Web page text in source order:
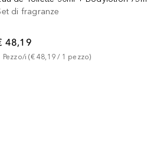
di fragranze
48,19
Pezzo/i (€ 48,19 / 1 pezzo)